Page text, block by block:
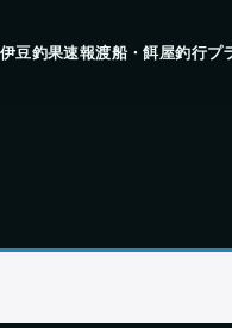
伊豆釣果速報渡船・餌屋釣行プ